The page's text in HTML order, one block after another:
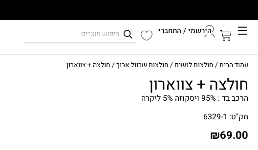
הירשמי / התחברי
עמוד הבית/חולצות לנשים/חולצות שרוול ארוך/ חולצה + צווארון
חולצה + צווארון
הרכב בד : 95% ויסקוזה 5% ליקרה
מק"ט: 6329-1
₪69.00